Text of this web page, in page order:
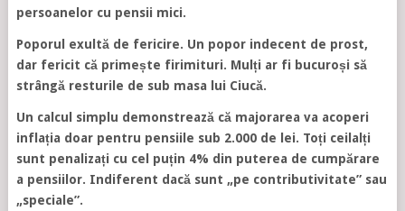
persoanelor cu pensii mici.
Poporul exultă de fericire. Un popor indecent de prost,
dar fericit că primește firimituri. Mulți ar fi bucuroși să
strângă resturile de sub masa lui Ciucă.
Un calcul simplu demonstrează că majorarea va acoperi
inflația doar pentru pensiile sub 2.000 de lei. Toți ceilalți
sunt penalizați cu cel puțin 4% din puterea de cumpărare
a pensiilor. Indiferent dacă sunt „pe contributivitate” sau
„speciale”.